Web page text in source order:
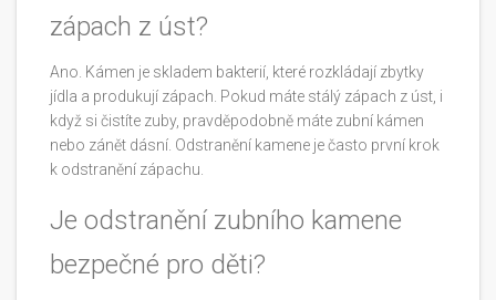
zápach z úst?
Ano. Kámen je skladem bakterií, které rozkládají zbytky
jídla a produkují zápach. Pokud máte stálý zápach z úst, i
když si čistíte zuby, pravděpodobně máte zubní kámen
nebo zánět dásní. Odstranění kamene je často první krok
k odstranění zápachu.
Je odstranění zubního kamene
bezpečné pro děti?